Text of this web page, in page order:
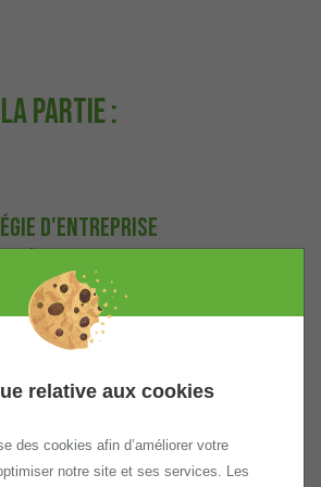
PARTIE :
d'entreprise
- Puls 15, Annemasse
d’une jeune entreprise (< 5
de création ou reprise
relative aux cookies
des cookies afin d’améliorer votre
notre site et ses services. Les